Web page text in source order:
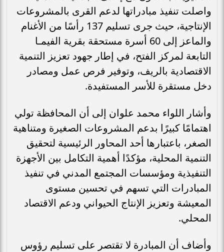
واصلت تنفيذ مبادراتها لدعم القرى بالمشروعات
الإنتاجية، حيث جرى تسليم 137 رأسًا من الأغنام
والماعز إلى 60 أسرة مستحقة بقرية الفيمـا
التابعة لمركز الفتح، في إطار جهود تعزيز التنمية
الاقتصادية بالريف، وتوفير فرص عمل ومصادر
دخل مستقرة للأسر المستفيدة.
وأشار اللواء محمد علوان إلى أن المحافظة تولي
اهتمامًا كبيرًا بدعم المشروعات الصغيرة ومتناهية
الصغر، باعتبارها أحد المحاور الرئيسية لتحقيق
التنمية المحلية، مؤكدًا أهمية التكامل بين الأجهزة
التنفيذية ومؤسسات المجتمع المدني في تنفيذ
المبادرات التي تسهم في تحسين مستوى
المعيشة وتعزيز الإنتاج الحيواني ودعم الاقتصاد
المحلي.
وأضاف أن المبادرة لا تقتصر على تسليم رؤوس